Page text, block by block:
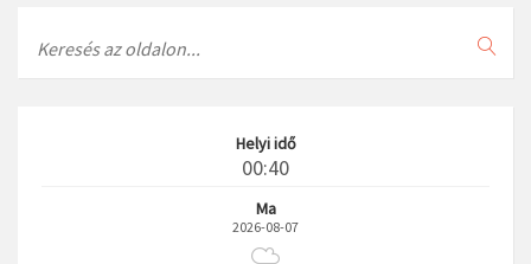
Helyi idő
00:40
Ma
2026-08-07